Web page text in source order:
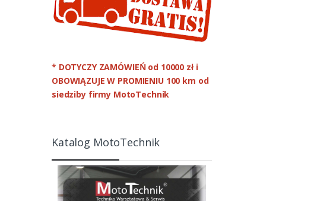
* DOTYCZY ZAMÓWIEŃ od 10000 zł i
OBOWIĄZUJE W PROMIENIU 100 km od
siedziby firmy MotoTechnik
Katalog MotoTechnik